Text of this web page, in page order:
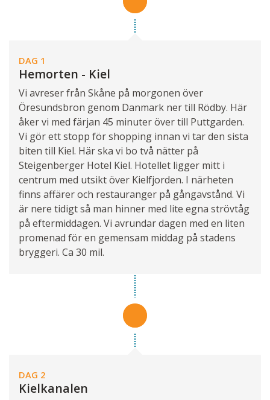
DAG 1
Hemorten - Kiel
Vi avreser från Skåne på morgonen över
Öresundsbron genom Danmark ner till Rödby. Här
åker vi med färjan 45 minuter över till Puttgarden.
Vi gör ett stopp för shopping innan vi tar den sista
biten till Kiel. Här ska vi bo två nätter på
Steigenberger Hotel Kiel. Hotellet ligger mitt i
centrum med utsikt över Kielfjorden. I närheten
finns affärer och restauranger på gångavstånd. Vi
är nere tidigt så man hinner med lite egna strövtåg
på eftermiddagen. Vi avrundar dagen med en liten
promenad för en gemensam middag på stadens
bryggeri. Ca 30 mil.
DAG 2
Kielkanalen